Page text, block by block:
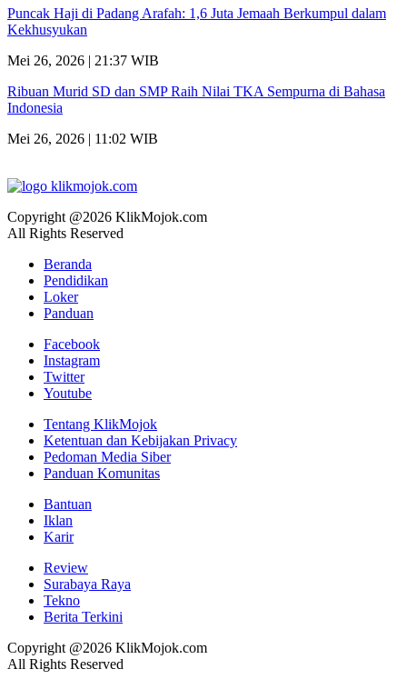
Puncak Haji di Padang Arafah: 1,6 Juta Jemaah Berkumpul dalam
Kekhusyukan
Mei 26, 2026 | 21:37 WIB
Ribuan Murid SD dan SMP Raih Nilai TKA Sempurna di Bahasa
Indonesia
Mei 26, 2026 | 11:02 WIB
Copyright @2026 KlikMojok.com
All Rights Reserved
Beranda
Pendidikan
Loker
Panduan
Facebook
Instagram
Twitter
Youtube
Tentang KlikMojok
Ketentuan dan Kebijakan Privacy
Pedoman Media Siber
Panduan Komunitas
Bantuan
Iklan
Karir
Review
Surabaya Raya
Tekno
Berita Terkini
Copyright @2026 KlikMojok.com
All Rights Reserved